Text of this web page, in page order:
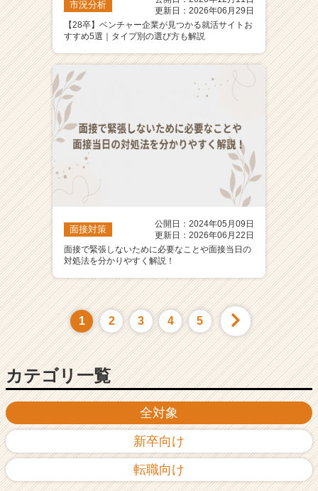
全対象
新卒向け
転職向け
市況分析
更新日：2026年06月29日
【28卒】ベンチャー企業が見つかる就活サイトお
すすめ5選｜タイプ別の選び方も解説
面接対策
公開日：2024年05月09日
更新日：2026年06月22日
面接で緊張しないために必要なことや面接当日の
対処法を分かりやすく解説！
1 2 3 4 5
カテゴリ一覧